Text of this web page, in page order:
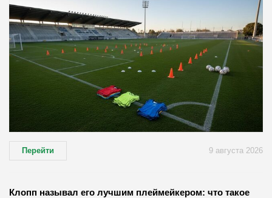
Перейти 9 августа 2026
Клопп называл его лучшим плеймейкером: что такое